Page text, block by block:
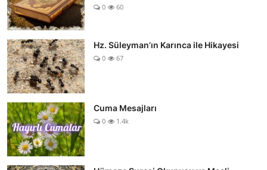
0 60
Hz. Süleyman’ın Karınca ile Hikayesi
0 67
Cuma Mesajları
0 1.4k